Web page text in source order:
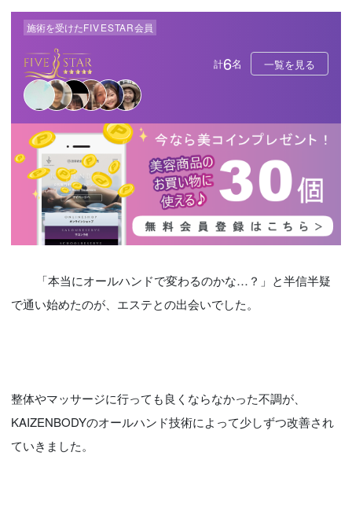
施術を受けたFIVESTAR会員
計6名 一覧を見る
で通い始めたのが、エステとの出会いでした。
整体やマッサージに行っても良くならなかった不調が、
KAIZENBODYのオールハンド技術によって少しずつ改善され
ていきました。